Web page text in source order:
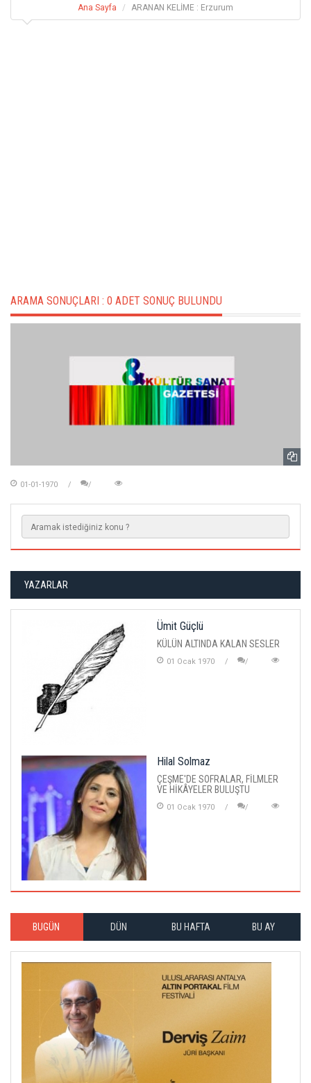
Ana Sayfa ARANAN KELİME : Erzurum
ARAMA SONUÇLARI : 0 ADET SONUÇ BULUNDU
01-01-1970
YAZARLAR
Ümit Güçlü
KÜLÜN ALTINDA KALAN SESLER
01 Ocak 1970
Hilal Solmaz
ÇEŞME'DE SOFRALAR, FİLMLER
VE HİKÂYELER BULUŞTU
01 Ocak 1970
BUGÜN DÜN BU HAFTA BU AY